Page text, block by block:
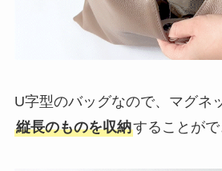
U字型のバッグなので、マグネ
縦長のものを収納することがで